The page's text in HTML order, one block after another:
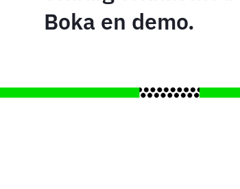
Boka en demo.